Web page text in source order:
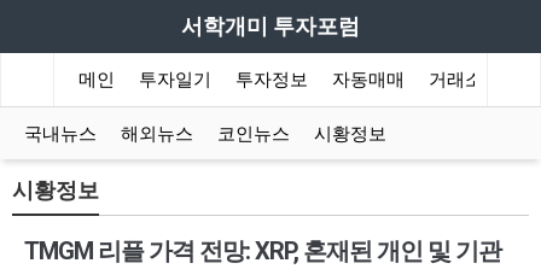
서학개미 투자포럼
메인 투자일기 투자정보 자동매매 거래소
국내뉴스 해외뉴스 코인뉴스 시황정보
시황정보
TMGM 리플 가격 전망: XRP, 혼재된 개인 및 기관